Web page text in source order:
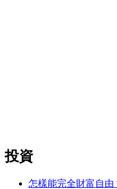
投資
怎樣能完全財富自由